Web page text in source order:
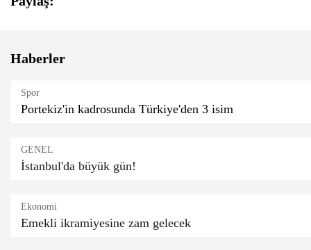
Haberler
Spor
Portekiz'in kadrosunda Türkiye'den 3 isim
GENEL
İstanbul'da büyük gün!
Ekonomi
Emekli ikramiyesine zam gelecek